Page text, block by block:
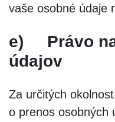
vaše osobné údaje
e) Právo
údajov
Za určitých
o prenos osobných